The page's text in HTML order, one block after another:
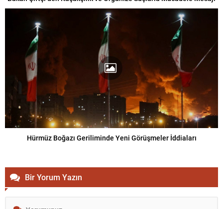
Hürmüz Boğazı Geriliminde Yeni Görüşmeler İddiaları
Bir Yorum Yazın